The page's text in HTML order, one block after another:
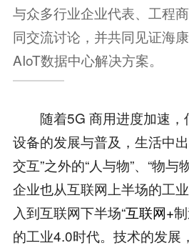
与众多行业企业代表、工程
同交流讨论，并共同见证海
AIoT数据中心解决方案。
随着5G 商用进度加速，
设备的发展与普及，生活中
交互”之外的“人与物”、“物与
企业也从互联网上半场的工
入到互联网下半场“互联网+
的工业4.0时代。技术的发展